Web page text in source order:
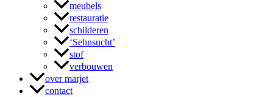
meubels
restauratie
schilderen
‘Sehnsucht’
stof
verbouwen
over marjet
contact